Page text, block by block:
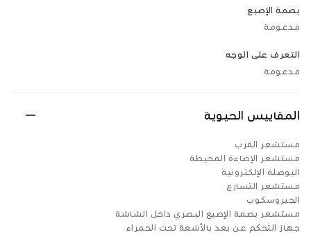
بصمة الإصبع
مدعومة
التعرف على الوجه
مدعومة
المقاييس الحيوية
مستشعر القرب
مستشعر الإضاءة المحيطة
البوصلة الإلكترونية
مستشعر التسارع
الجيروسكوب
مستشعر بصمة الإصبع البصري داخل الشاشة
جهاز التحكم عن بعد بالأشعة تحت الحمراء